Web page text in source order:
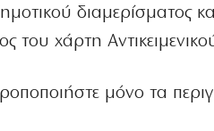
διαμερίσματος
του χάρτη
μόνο τα